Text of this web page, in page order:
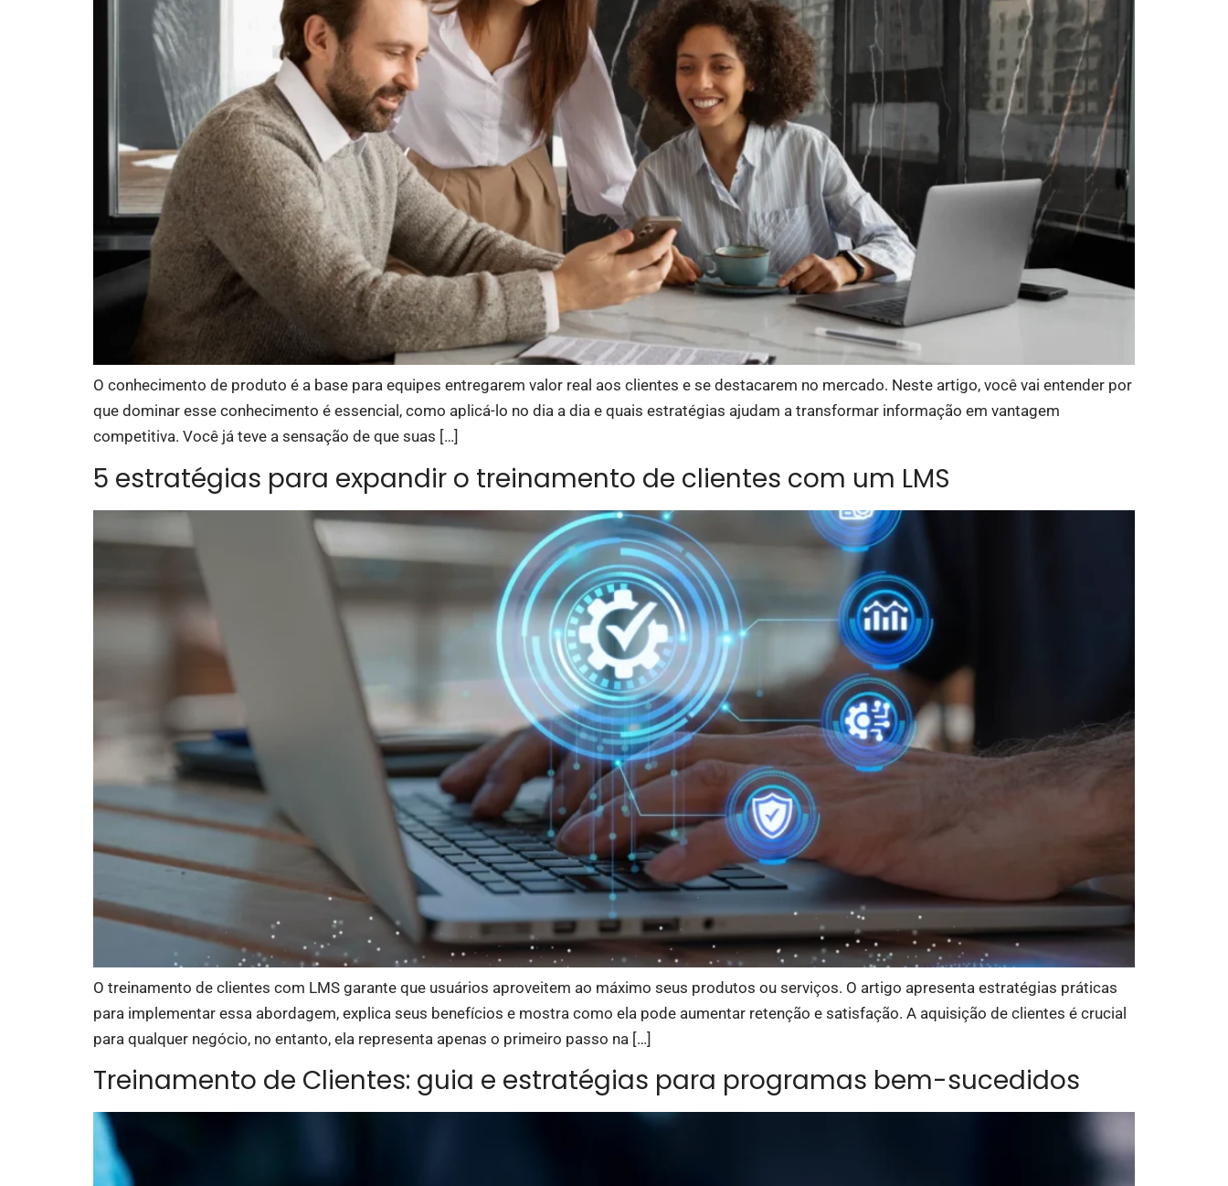
O conhecimento de produto é a base para equipes entregarem valor real aos clientes e se destacarem no mercado. Neste artigo, você vai entender por
que dominar esse conhecimento é essencial, como aplicá-lo no dia a dia e quais estratégias ajudam a transformar informação em vantagem
competitiva. Você já teve a sensação de que suas […]
5 estratégias para expandir o treinamento de clientes com um LMS
O treinamento de clientes com LMS garante que usuários aproveitem ao máximo seus produtos ou serviços. O artigo apresenta estratégias práticas
para implementar essa abordagem, explica seus benefícios e mostra como ela pode aumentar retenção e satisfação. A aquisição de clientes é crucial
para qualquer negócio, no entanto, ela representa apenas o primeiro passo na […]
Treinamento de Clientes: guia e estratégias para programas bem-sucedidos